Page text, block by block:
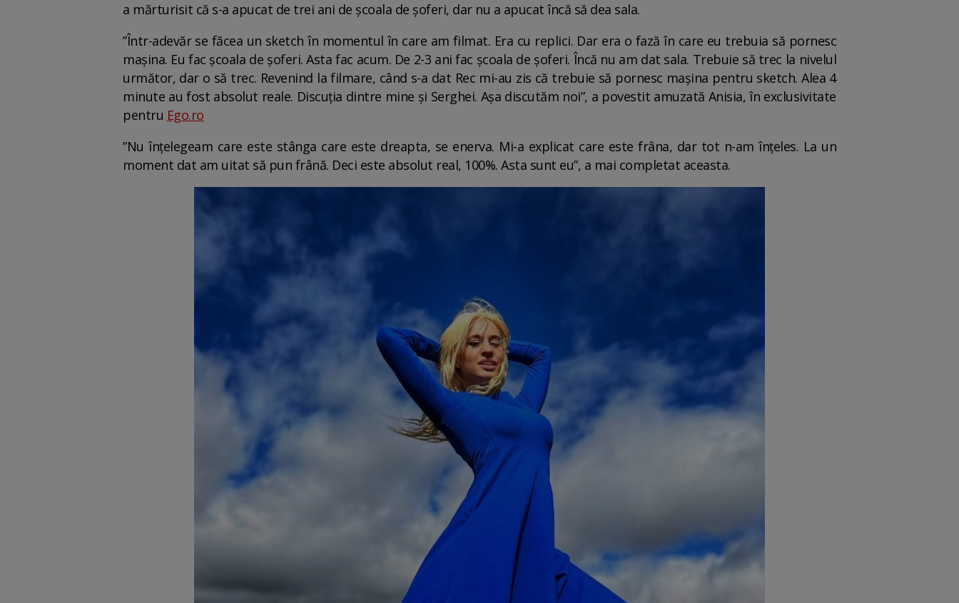
a mărturisit că s-a apucat de trei ani de școala de șoferi, dar nu a apucat încă să dea sala.
”Într-adevăr se făcea un sketch în momentul în care am filmat. Era cu replici. Dar era o fază în care eu trebuia să pornesc
mașina. Eu fac școala de șoferi. Asta fac acum. De 2-3 ani fac școala de șoferi. Încă nu am dat sala. Trebuie să trec la nivelul
următor, dar o să trec. Revenind la filmare, când s-a dat Rec mi-au zis că trebuie să pornesc mașina pentru sketch. Alea 4
minute au fost absolut reale. Discuția dintre mine și Serghei. Așa discutăm noi”, a povestit amuzată Anisia, în exclusivitate
pentru Ego.ro
”Nu înțelegeam care este stânga care este dreapta, se enerva. Mi-a explicat care este frâna, dar tot n-am înțeles. La un
moment dat am uitat să pun frână. Deci este absolut real, 100%. Asta sunt eu”, a mai completat aceasta.